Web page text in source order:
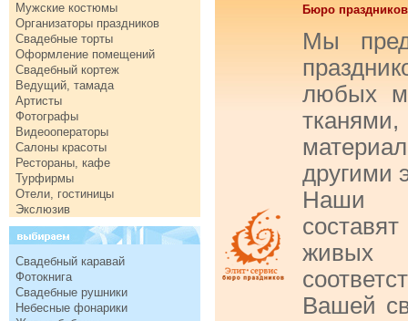
Мужские костюмы
Организаторы праздников
Свадебные торты
Оформление помещений
Свадебный кортеж
Ведущий, тамада
Артисты
Фотографы
Видеооператоры
Салоны красоты
Рестораны, кафе
Турфирмы
Отели, гостиницы
Экслюзив
Свадебный каравай
Фотокнига
Свадебные рушники
Небесные фонарики
Бюро
Мы
любых
другими
Наши
живых
Вашей